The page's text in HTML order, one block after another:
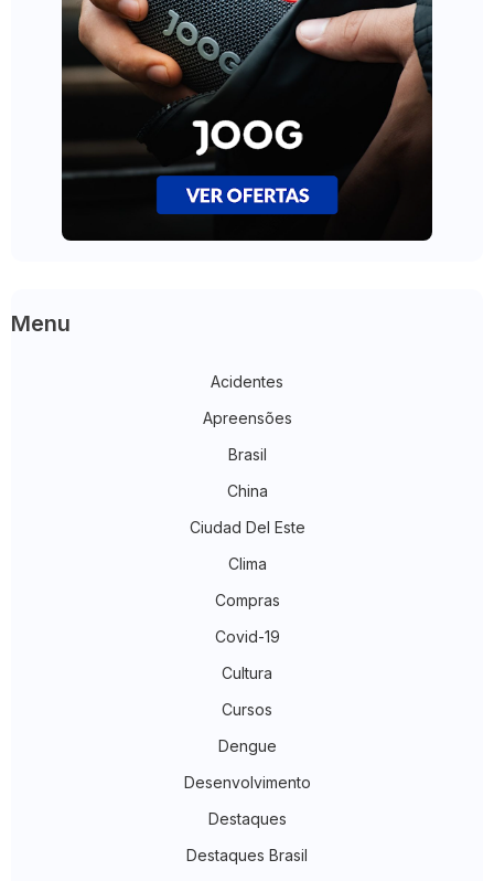
Menu
Acidentes
Apreensões
Brasil
China
Ciudad Del Este
Clima
Compras
Covid-19
Cultura
Cursos
Dengue
Desenvolvimento
Destaques
Destaques Brasil